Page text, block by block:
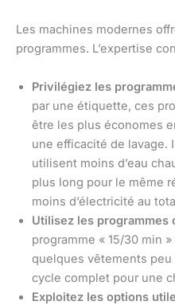
Les machines modernes
programmes. L’expertise
Privilégiez les
par une étiquette, ces
être les plus économes
une efficacité de lavage.
utilisent moins d’eau
plus long pour le même
moins d’électricité au
Utilisez les programmes
programme « 15/30 min
quelques vêtements peu
cycle complet pour une
Exploitez les options